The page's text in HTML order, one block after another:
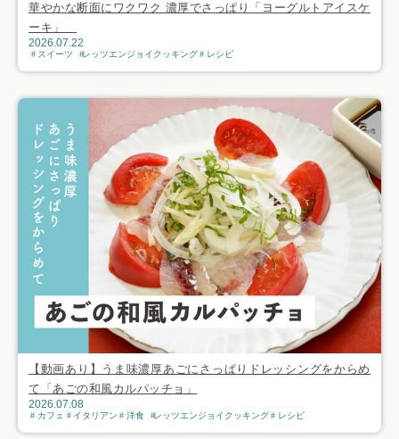
華やかな断面にワクワク 濃厚でさっぱり「ヨーグルトアイスケ
ーキ」
2026.07.22
スイーツ レッツエンジョイクッキング レシピ
【動画あり】うま味濃厚あごにさっぱりドレッシングをからめ
て「あごの和風カルパッチョ」
2026.07.08
カフェ イタリアン 洋食 レッツエンジョイクッキング レシピ